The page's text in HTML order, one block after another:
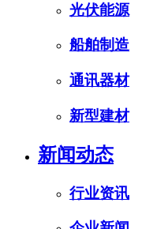
光伏能源
船舶制造
通讯器材
新型建材
新闻动态
行业资讯